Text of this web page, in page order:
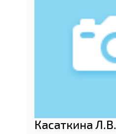
Касаткина Л.В.